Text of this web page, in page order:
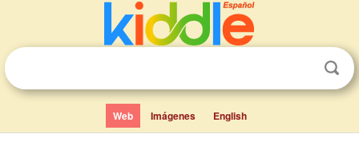
Web Imágenes English